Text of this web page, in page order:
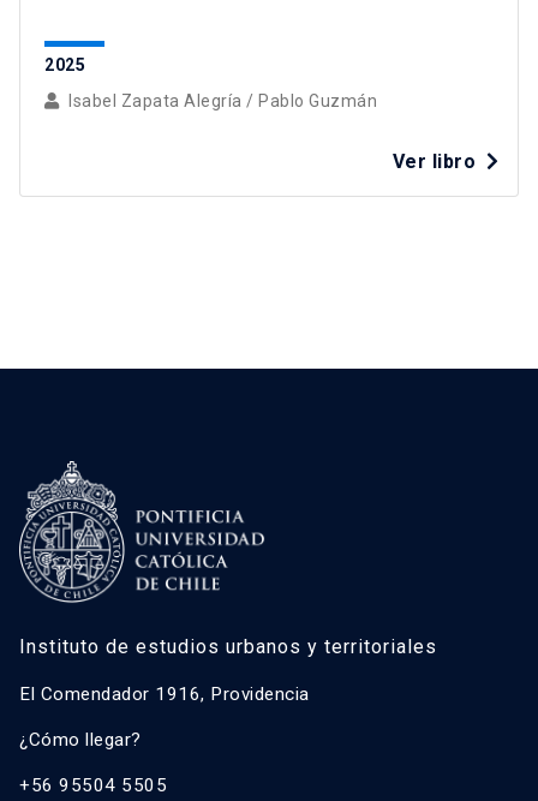
2025
Isabel Zapata Alegría / Pablo Guzmán
Ver libro
Instituto de estudios urbanos y territoriales
El Comendador 1916, Providencia
¿Cómo llegar?
+56 95504 5505